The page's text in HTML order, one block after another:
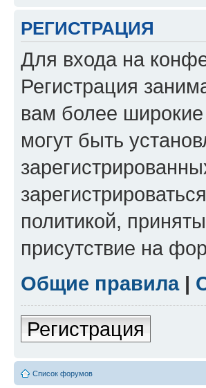
РЕГИСТРАЦИЯ
Для входа на
Регистрация
вам более
могут быть
политикой,
присутствие на
Общие правила|
Регистрация
Список форумов